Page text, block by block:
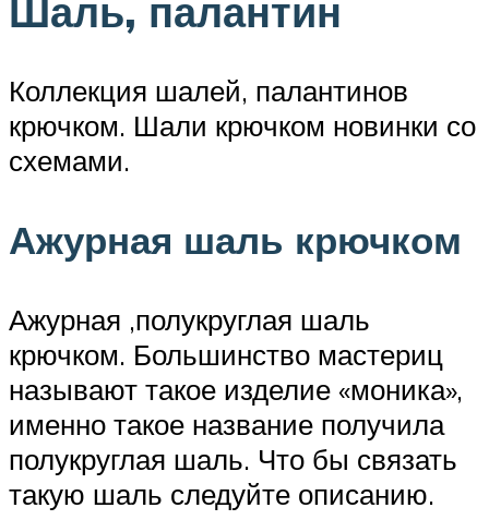
Шаль, палантин
Коллекция шалей, палантинов
крючком. Шали крючком новинки со
схемами.
Ажурная шаль крючком
Ажурная ,полукруглая шаль
крючком. Большинство мастериц
называют такое изделие «моника»,
именно такое название получила
полукруглая шаль. Что бы связать
такую шаль следуйте описанию.